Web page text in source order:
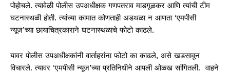
पोहोचले. त्यावेळी पोलीस उपअधीक्षक गणपतराव माडगूळकर आणि त्यांची टीम
घटनास्थळी होती. त्यांच्या कामात कोणताही अडथळा न आणता ‘एमपीसी
न्यूज’च्या छायाचित्रकाराने घटनास्थळाचे फोटो काढले.
यावर पोलीस उपअधीक्षकांनी वार्ताहरांना फोटो का काढले, असे खडसावून
विचारले. त्यावर ‘एमपीसी न्यूज’च्या प्रतिनिधीने आपली ओळख सांगितली. वाहने